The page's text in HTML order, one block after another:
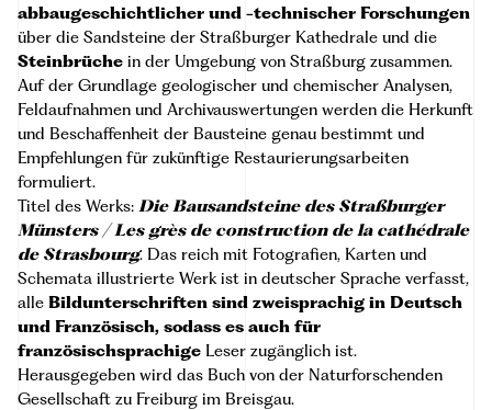
abbaugeschichtlicher und -technischer Forschungen
über die Sandsteine der Straßburger Kathedrale und die
Steinbrüche in der Umgebung von Straßburg zusammen.
Auf der Grundlage geologischer und chemischer Analysen,
Feldaufnahmen und Archivauswertungen werden die Herkunft
und Beschaffenheit der Bausteine genau bestimmt und
Empfehlungen für zukünftige Restaurierungsarbeiten
formuliert.
Titel des Werks: Die Bausandsteine des Straßburger
Münsters / Les grès de construction de la cathédrale
de Strasbourg. Das reich mit Fotografien, Karten und
Schemata illustrierte Werk ist in deutscher Sprache verfasst,
alle Bildunterschriften sind zweisprachig in Deutsch
und Französisch, sodass es auch für
französischsprachige Leser zugänglich ist.
Herausgegeben wird das Buch von der Naturforschenden
Gesellschaft zu Freiburg im Breisgau.